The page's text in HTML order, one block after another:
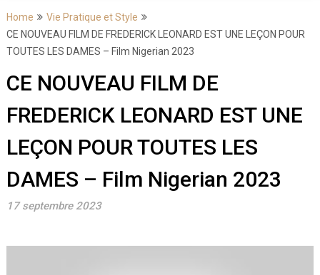
Home
Vie Pratique et Style
CE NOUVEAU FILM DE FREDERICK LEONARD EST UNE LEÇON POUR
TOUTES LES DAMES – Film Nigerian 2023
CE NOUVEAU FILM DE
FREDERICK LEONARD EST UNE
LEÇON POUR TOUTES LES
DAMES – Film Nigerian 2023
17 septembre 2023